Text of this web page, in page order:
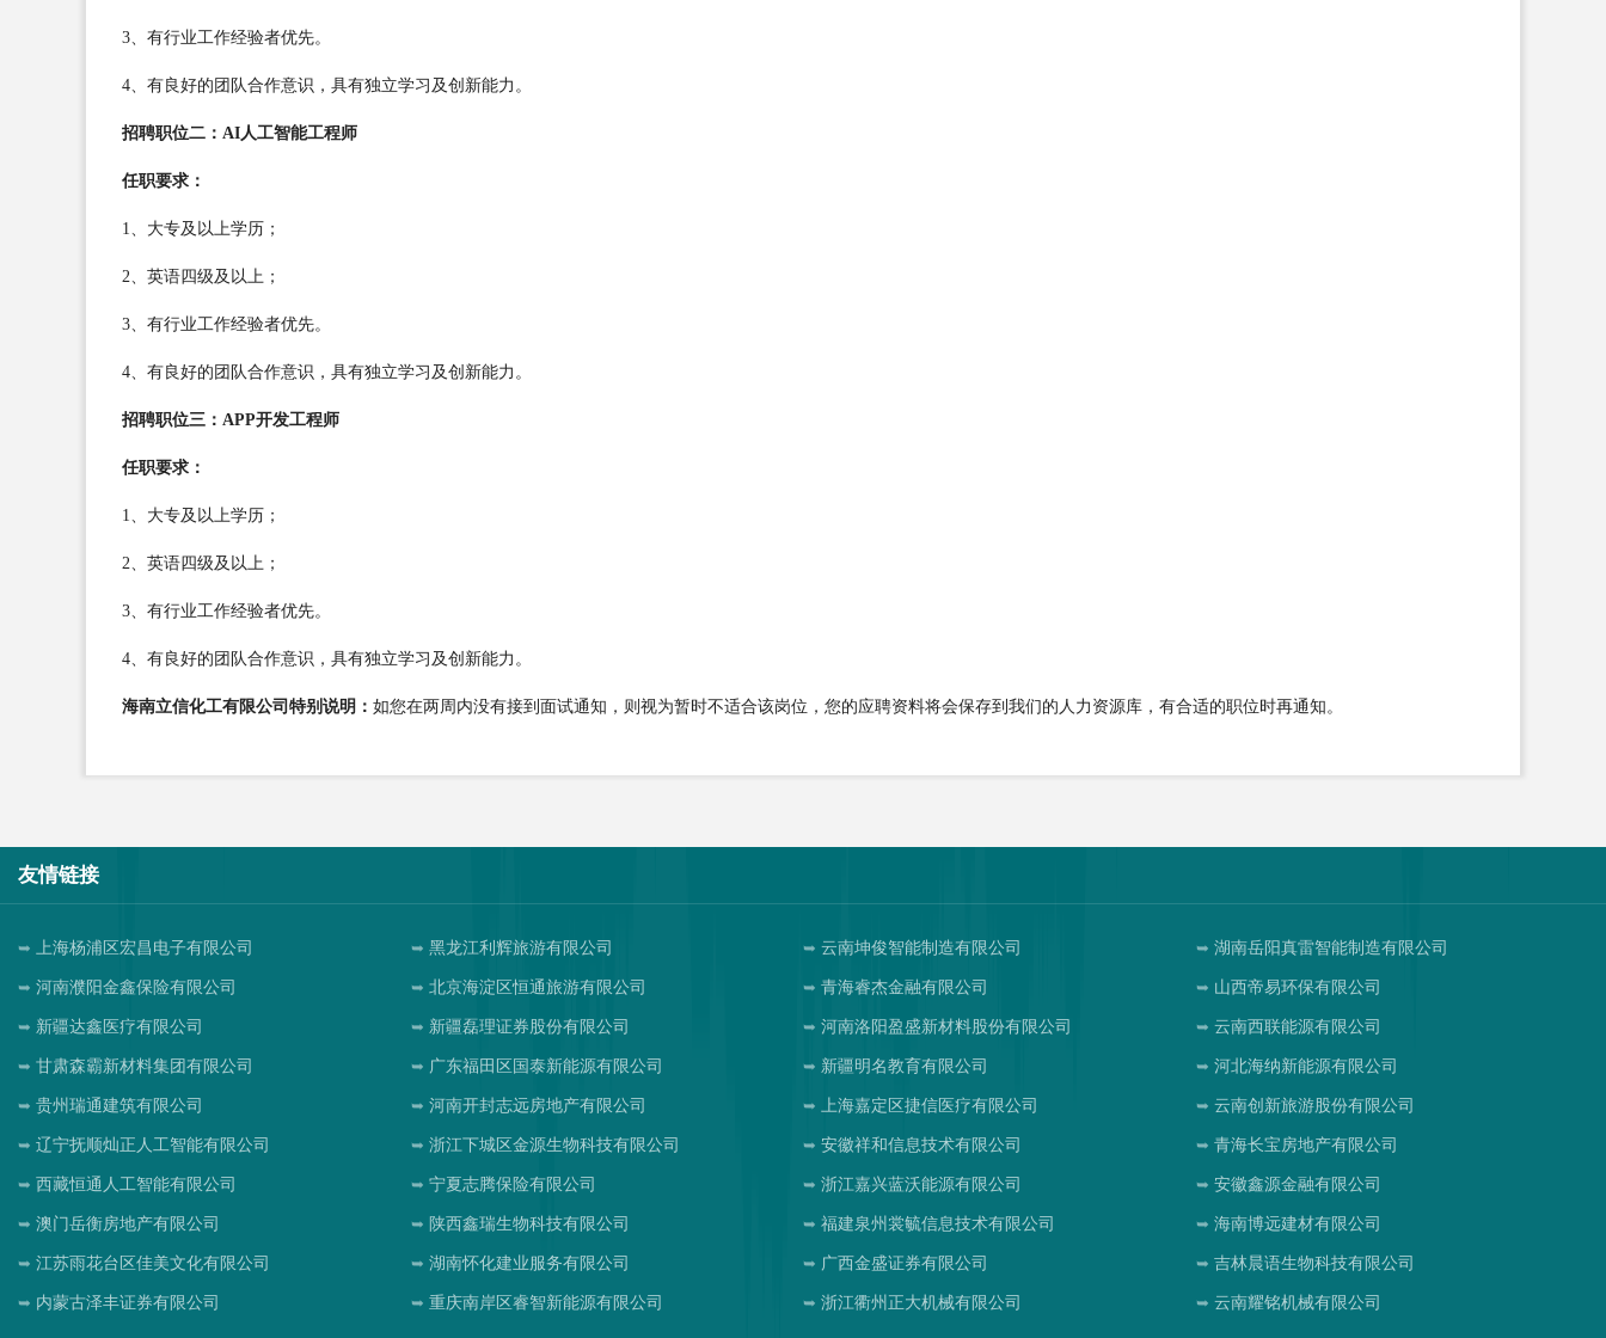
3、有行业工作经验者优先。
4、有良好的团队合作意识，具有独立学习及创新能力。
招聘职位二：AI人工智能工程师
任职要求：
1、大专及以上学历；
2、英语四级及以上；
3、有行业工作经验者优先。
4、有良好的团队合作意识，具有独立学习及创新能力。
招聘职位三：APP开发工程师
任职要求：
1、大专及以上学历；
2、英语四级及以上；
3、有行业工作经验者优先。
4、有良好的团队合作意识，具有独立学习及创新能力。
海南立信化工有限公司特别说明： 如您在两周内没有接到面试通知，则视为暂时不适合该岗位，您的应聘资料将会保存到我们的人力资源库，有合适的职位时再通知。
友情链接
上海杨浦区宏昌电子有限公司 黑龙江利辉旅游有限公司 云南坤俊智能制造有限公司 湖南岳阳真雷智能制造有限公司
河南濮阳金鑫保险有限公司 北京海淀区恒通旅游有限公司 青海睿杰金融有限公司 山西帝易环保有限公司
新疆达鑫医疗有限公司 新疆磊理证券股份有限公司 河南洛阳盈盛新材料股份有限公司 云南西联能源有限公司
甘肃森霸新材料集团有限公司 广东福田区国泰新能源有限公司 新疆明名教育有限公司 河北海纳新能源有限公司
贵州瑞通建筑有限公司 河南开封志远房地产有限公司 上海嘉定区捷信医疗有限公司 云南创新旅游股份有限公司
辽宁抚顺灿正人工智能有限公司 浙江下城区金源生物科技有限公司 安徽祥和信息技术有限公司 青海长宝房地产有限公司
西藏恒通人工智能有限公司 宁夏志腾保险有限公司 浙江嘉兴蓝沃能源有限公司 安徽鑫源金融有限公司
澳门岳衡房地产有限公司 陕西鑫瑞生物科技有限公司 福建泉州裳毓信息技术有限公司 海南博远建材有限公司
江苏雨花台区佳美文化有限公司 湖南怀化建业服务有限公司 广西金盛证券有限公司 吉林晨语生物科技有限公司
内蒙古泽丰证券有限公司 重庆南岸区睿智新能源有限公司 浙江衢州正大机械有限公司 云南耀铭机械有限公司